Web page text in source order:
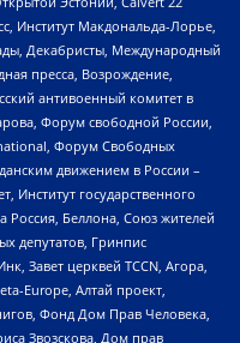
Институт Макдональда-Лорье,
Декабристы, Международный
пресса, Возрождение,
антивоенный комитет в
Форум свободной России,
Форум Свободных
движением в России –
Институт государственного
Россия, Беллона, Союз жителей
депутатов, Гринпис
Завет церквей TCCN, Агора,
Europe, Алтай проект,
Фонд Дом Прав Человека,
Звозскова, Дом прав